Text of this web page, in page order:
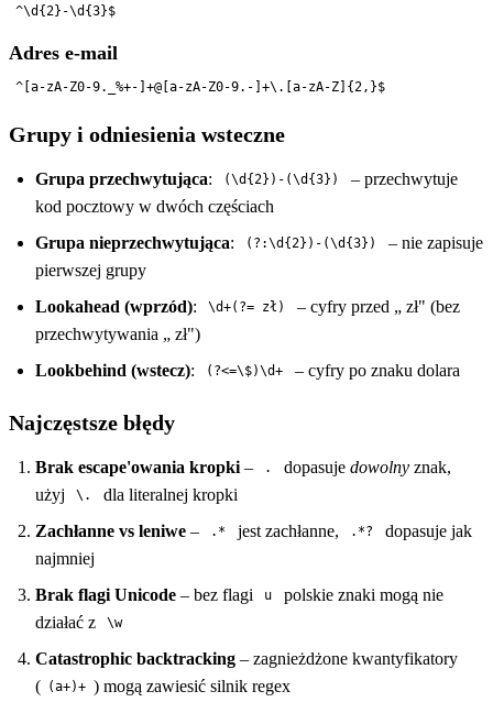
Adres e-mail
Grupy i odniesienia wsteczne
Grupa przechwytująca: (\d{2})-(\d{3})
– przechwytuje
kod pocztowy w dwóch częściach
Grupa nieprzechwytująca: (?:\d{2})-(\d{3})
– nie zapisuje
pierwszej grupy
Lookahead (wprzód): \d+(?= zł)
– cyfry przed „ zł" (bez
przechwytywania „ zł")
Lookbehind (wstecz): (?<=\$)\d+ – cyfry po znaku dolara
Najczęstsze błędy
Brak escape'owania kropki – . dopasuje dowolnyznak,
użyj
\.
dla literalnej kropki
Zachłanne vs leniwe – .* jest zachłanne, .*?
dopasuje jak
najmniej
Brak flagi Unicode – bez flagi u
polskie znaki mogą nie
działać z
\w
Catastrophic backtracking – zagnieżdżone kwantyfikatory
( (a+)+ ) mogą zawiesić silnik regex